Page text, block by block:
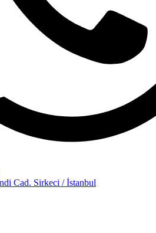
Cad. Sirkeci / İstanbul